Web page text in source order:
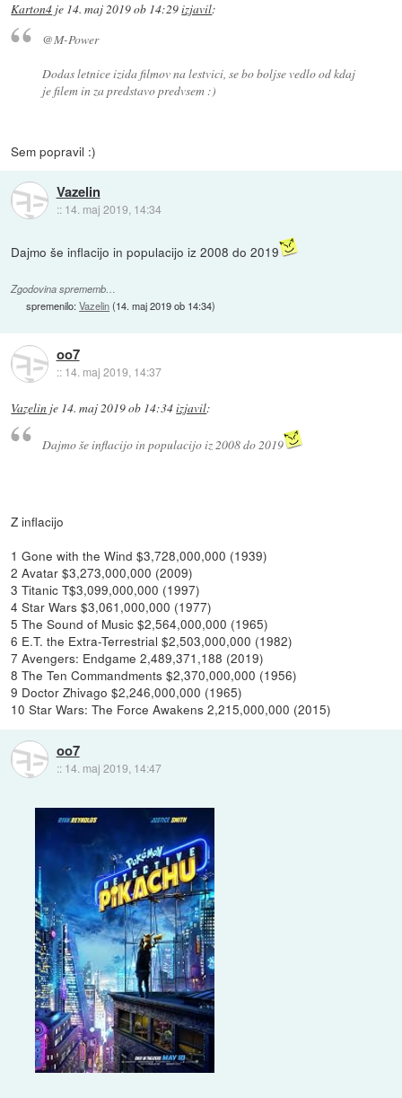
Karton4 je 14. maj 2019 ob 14:29izjavil:
@M-Power
Dodas letnice izida filmov na lestvici, se bo boljse vedlo od kdaj
je filem in za predstavo predvsem :)
Sem popravil :)
Vazelin
:: 14. maj 2019, 14:34
Dajmo še inflacijo in populacijo iz 2008 do 2019
Zgodovina sprememb…
spremenilo:Vazelin(14. maj 2019 ob 14:34)
oo7
:: 14. maj 2019, 14:37
Vazelin je 14. maj 2019 ob 14:34izjavil:
Dajmo še inflacijo in populacijo iz 2008 do 2019
Z inflacijo
1 Gone with the Wind $3,728,000,000 (1939)
2 Avatar $3,273,000,000 (2009)
3 Titanic T$3,099,000,000 (1997)
4 Star Wars $3,061,000,000 (1977)
5 The Sound of Music $2,564,000,000 (1965)
6 E.T. the Extra-Terrestrial $2,503,000,000 (1982)
7 Avengers: Endgame 2,489,371,188 (2019)
8 The Ten Commandments $2,370,000,000 (1956)
9 Doctor Zhivago $2,246,000,000 (1965)
10 Star Wars: The Force Awakens 2,215,000,000 (2015)
oo7
:: 14. maj 2019, 14:47